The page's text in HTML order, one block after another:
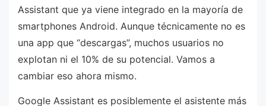
Assistant que ya viene integrado en la mayoría de
smartphones Android. Aunque técnicamente no es
una app que “descargas”, muchos usuarios no
explotan ni el 10% de su potencial. Vamos a
cambiar eso ahora mismo.
Google Assistant es posiblemente el asistente más